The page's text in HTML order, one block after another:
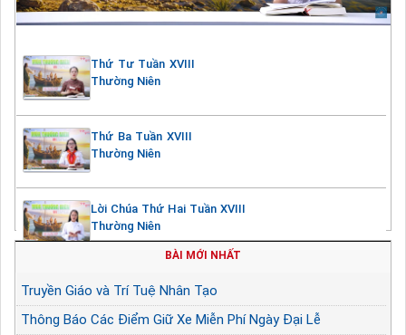
Thứ Tư Tuần XVIII
Thường Niên
Thứ Ba Tuần XVIII
Thường Niên
Lời Chúa Thứ Hai Tuần XVIII
Thường Niên
BÀI MỚI NHẤT
Truyền Giáo và Trí Tuệ Nhân Tạo
Thông Báo Các Điểm Giữ Xe Miễn Phí Ngày Đại Lễ